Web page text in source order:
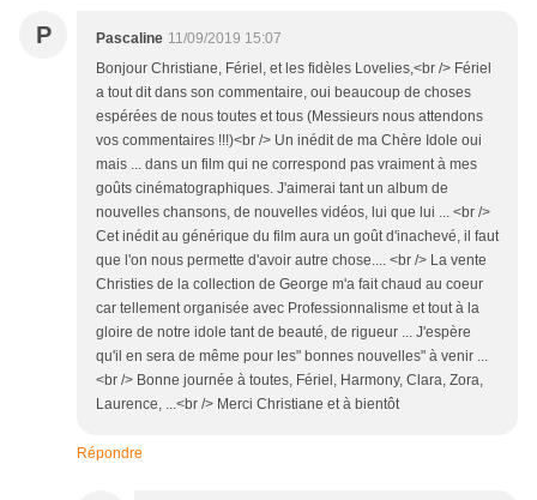
P Pascaline 11/09/2019 15:07
Bonjour Christiane, Fériel, et les fidèles Lovelies,<br /> Fériel
a tout dit dans son commentaire, oui beaucoup de choses
espérées de nous toutes et tous (Messieurs nous attendons
vos commentaires !!!)<br /> Un inédit de ma Chère Idole oui
mais ... dans un film qui ne correspond pas vraiment à mes
goûts cinématographiques. J'aimerai tant un album de
nouvelles chansons, de nouvelles vidéos, lui que lui ... <br />
Cet inédit au générique du film aura un goût d'inachevé, il faut
que l'on nous permette d'avoir autre chose.... <br /> La vente
Christies de la collection de George m'a fait chaud au coeur
car tellement organisée avec Professionnalisme et tout à la
gloire de notre idole tant de beauté, de rigueur ... J'espère
qu'il en sera de même pour les" bonnes nouvelles" à venir ...
<br /> Bonne journée à toutes, Fériel, Harmony, Clara, Zora,
Laurence, ...<br /> Merci Christiane et à bientôt
Répondre